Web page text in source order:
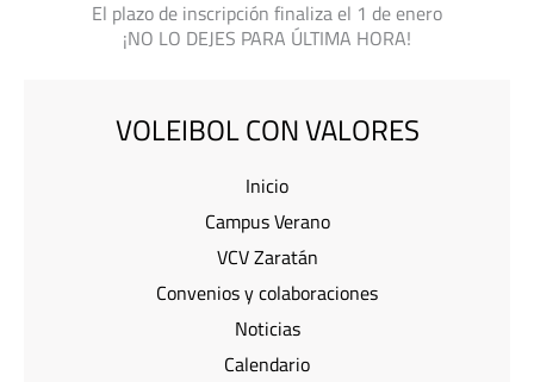
El plazo de inscripción finaliza el 1 de enero
¡NO LO DEJES PARA ÚLTIMA HORA!
VOLEIBOL CON VALORES
Inicio
Campus Verano
VCV Zaratán
Convenios y colaboraciones
Noticias
Calendario